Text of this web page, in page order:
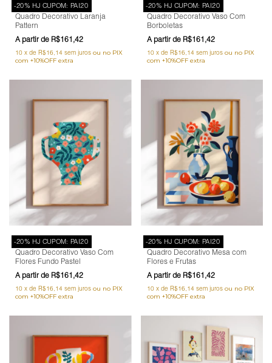
-20% HJ CUPOM: PAI20
Quadro Decorativo Laranja
Pattern
R$161,42
10 x de R$16,14 sem juros
-20% HJ CUPOM: PAI20
Quadro Decorativo Vaso Com
Borboletas
R$161,42
10 x de R$16,14 sem juros
-20% HJ CUPOM: PAI20
Quadro Decorativo Vaso Com
Flores Fundo Pastel
R$161,42
10 x de R$16,14 sem juros
-20% HJ CUPOM: PAI20
Quadro Decorativo Mesa com
Flores e Frutas
R$161,42
10 x de R$16,14 sem juros